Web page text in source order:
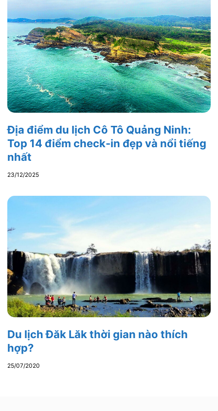
Địa điểm du lịch Cô Tô Quảng Ninh:
Top 14 điểm check-in đẹp và nổi tiếng
nhất
23/12/2025
Du lịch Đăk Lăk thời gian nào thích
hợp?
25/07/2020